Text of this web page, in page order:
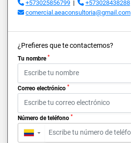
+573025856799 |
+573028438288
comercial.aeaconsultoria@gmail.com
¿Prefieres que te contactemos?
Tu nombre *
Correo electrónico *
Número de teléfono *
▼